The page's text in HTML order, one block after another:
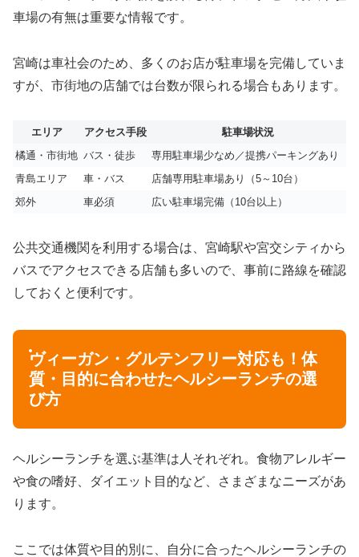
車場の有無は重要な情報です。
宮崎は車社会のため、多くのお店が駐車場を完備していま
すが、市街地の店舗では台数が限られる場合もあります。
エリア アクセス手段
駐車場状況
橘通・市街地 バス・徒歩
専用駐車場少なめ／提携パーキングあり
青島エリア
車・バス
店舗専用駐車場あり（5～10台）
郊外
車必須 広い駐車場完備（10台以上）
公共交通機関を利用する場合は、宮崎駅や宮交シティから
バスでアクセスできる店舗も多いので、事前に路線を確認
しておくと便利です。
ヴィーガン・グルテンフリー対応も！体
質・目的に合わせたヘルシーランチの選
び方
ヘルシーランチを選ぶ基準は人それぞれ。食物アレルギー
や食の嗜好、ダイエット目的など、さまざまなニーズがあ
ります。
ここでは体質や目的別に、自分に合ったヘルシーランチの